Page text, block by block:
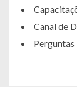
Canal de
Perguntas